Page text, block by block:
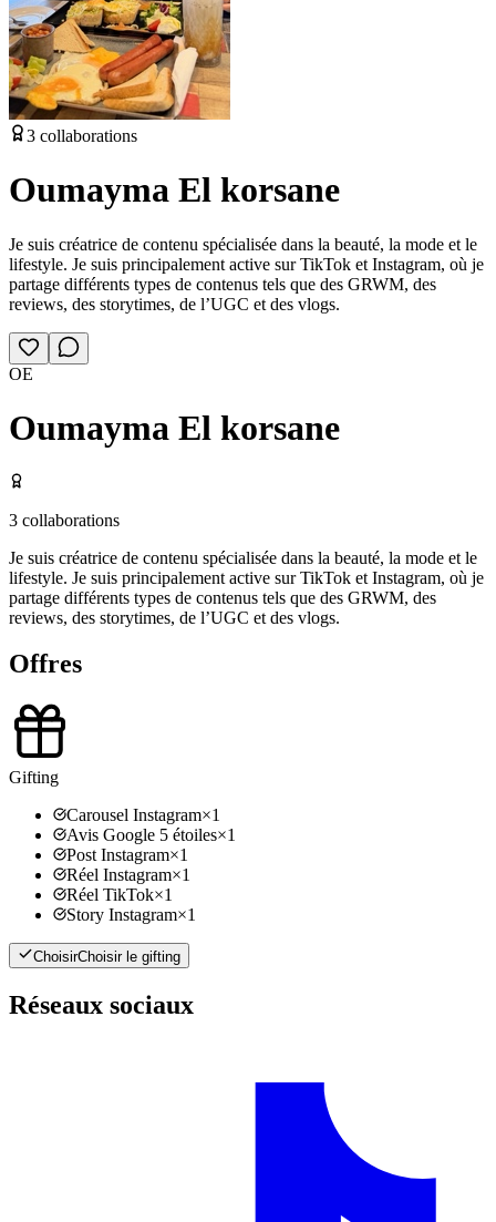
3 collaborations
Oumayma El korsane
Je suis créatrice de contenu spécialisée dans la beauté, la mode et le
lifestyle. Je suis principalement active sur TikTok et Instagram, où je
partage différents types de contenus tels que des GRWM, des
reviews, des storytimes, de l’UGC et des vlogs.
OE
Oumayma El korsane
3 collaborations
Je suis créatrice de contenu spécialisée dans la beauté, la mode et le
lifestyle. Je suis principalement active sur TikTok et Instagram, où je
partage différents types de contenus tels que des GRWM, des
reviews, des storytimes, de l’UGC et des vlogs.
Offres
Gifting
Carousel Instagram×1
Avis Google 5 étoiles×1
Post Instagram×1
Réel Instagram×1
Réel TikTok×1
Story Instagram×1
ChoisirChoisir le gifting
Réseaux sociaux